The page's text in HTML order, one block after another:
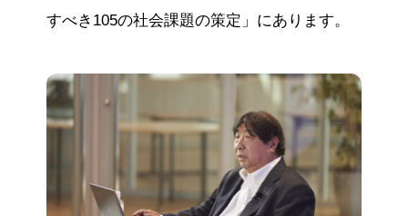
すべき105の社会課題の策定」にあります。